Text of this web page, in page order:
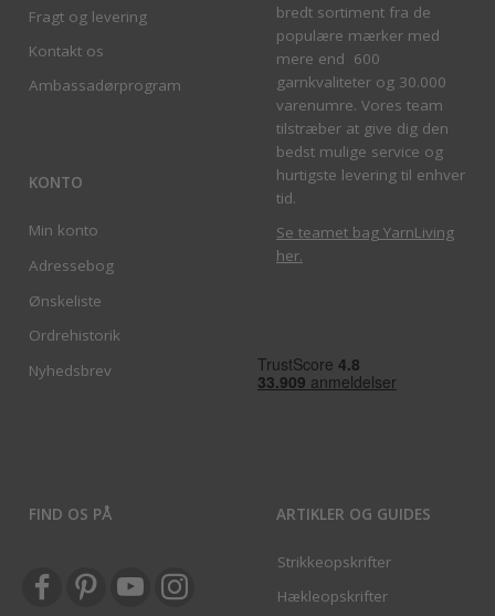
Fragt og levering
Kontakt os
Ambassadørprogram
KONTO
Min konto
Adressebog
Ønskeliste
Ordrehistorik
Nyhedsbrev
bredt sortiment fra de
populære mærker med
mere end 600
garnkvaliteter og 30.000
varenumre. Vores team
tilstræber at give dig den
bedst mulige service og
hurtigste levering til enhver
tid.
Se teamet bag YarnLiving
her.
FIND OS PÅ ARTIKLER OG GUIDES
Strikkeopskrifter
Hækleopskrifter